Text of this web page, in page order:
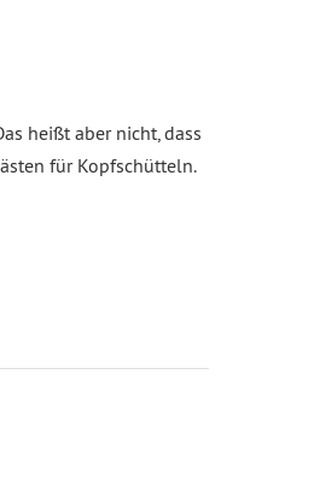
heißt aber nicht, dass
für Kopfschütteln.